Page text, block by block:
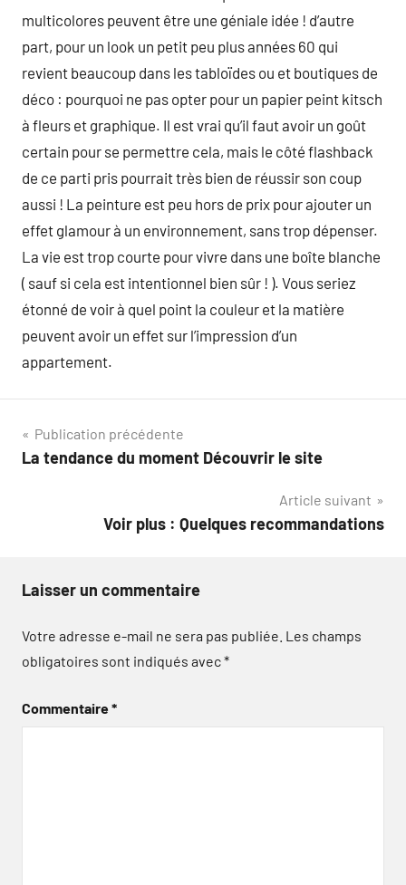
multicolores peuvent être une géniale idée ! d’autre
part, pour un look un petit peu plus années 60 qui
revient beaucoup dans les tabloïdes ou et boutiques de
déco : pourquoi ne pas opter pour un papier peint kitsch
à fleurs et graphique. Il est vrai qu’il faut avoir un goût
certain pour se permettre cela, mais le côté flashback
de ce parti pris pourrait très bien de réussir son coup
aussi ! La peinture est peu hors de prix pour ajouter un
effet glamour à un environnement, sans trop dépenser.
La vie est trop courte pour vivre dans une boîte blanche
( sauf si cela est intentionnel bien sûr ! ). Vous seriez
étonné de voir à quel point la couleur et la matière
peuvent avoir un effet sur l’impression d’un
appartement.
Navigation
de
Publication précédente
La tendance du moment Découvrir le site
Article suivant
Voir plus : Quelques recommandations
Laisser un commentaire
Votre adresse e-mail ne sera pas publiée. Les champs
obligatoires sont indiqués avec*
Commentaire*